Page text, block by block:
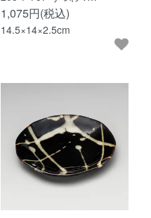
1,075円(税込)
14.5×14×2.5cm